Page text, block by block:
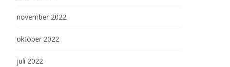
november 2022
oktober 2022
juli 2022